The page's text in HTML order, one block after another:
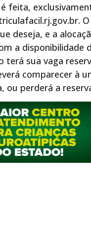
feita,
deseja, e a
a disponibilidade
terá sua vaga
comparecer à
ou perderá a